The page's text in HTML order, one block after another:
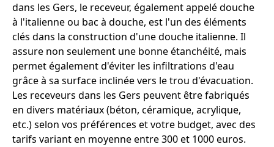
dans les Gers, le receveur, également appelé douche
à l'italienne ou bac à douche, est l'un des éléments
clés dans la construction d'une douche italienne. Il
assure non seulement une bonne étanchéité, mais
permet également d'éviter les infiltrations d'eau
grâce à sa surface inclinée vers le trou d'évacuation.
Les receveurs dans les Gers peuvent être fabriqués
en divers matériaux (béton, céramique, acrylique,
etc.) selon vos préférences et votre budget, avec des
tarifs variant en moyenne entre 300 et 1000 euros.